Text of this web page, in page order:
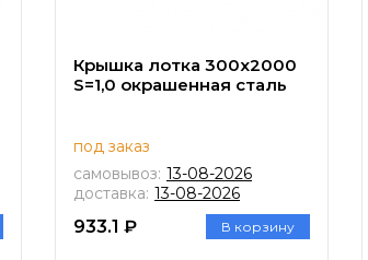
Крышка лотка 300х2000
S=1,0 окрашенная сталь
под заказ
самовывоз: 13-08-2026
доставка: 13-08-2026
933.1 ₽ В корзину